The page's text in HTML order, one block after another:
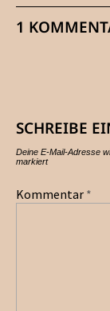
1
SCHREIBE
Deine E-Mail-Adresse
markiert
Kommentar *